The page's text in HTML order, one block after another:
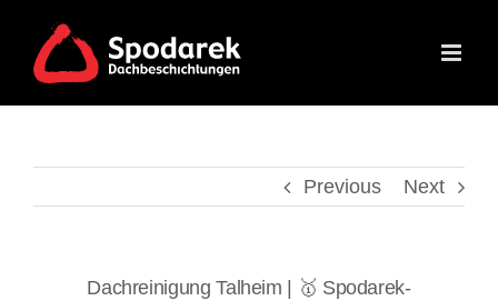
content
Previous Next
Dachreinigung Talheim | 🥇 Spodarek-